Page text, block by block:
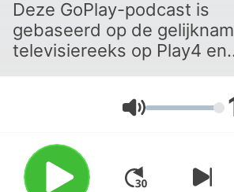
Deze GoPlay-podcast is
gebaseerd op de
televisiereeks op Play4 en
Volumen